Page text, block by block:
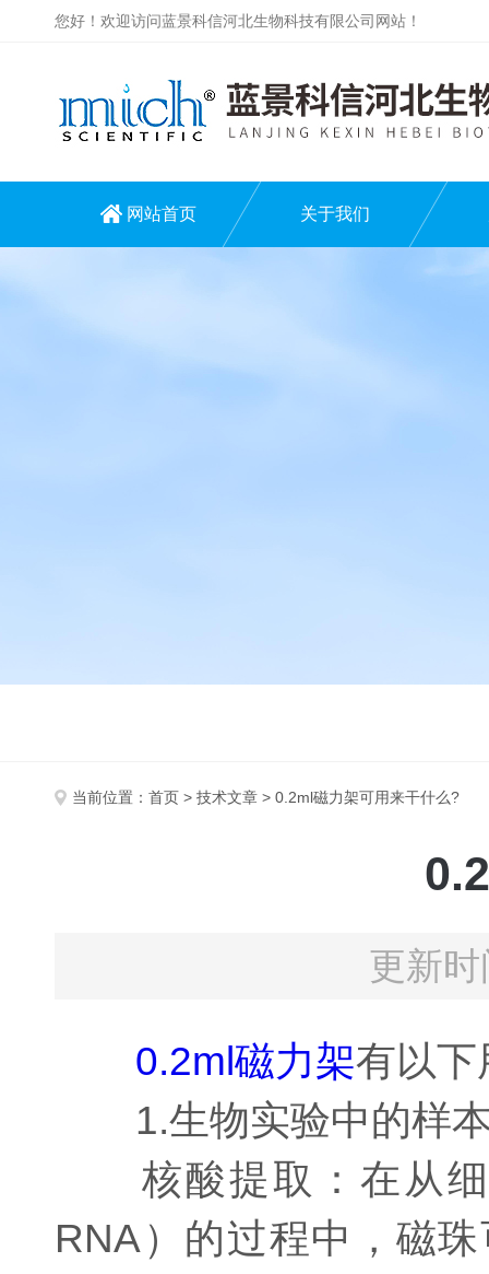
您好！欢迎访问蓝景科信河北生物科技有限公司网站！
网站首页 关于我们
当前位置： 首页 > 技术文章 > 0.2ml磁力架可用来干什么?
更新
0.2ml磁力架有以下
1.生物实验中的样
核酸提取：在从细
RNA）的过程中，磁